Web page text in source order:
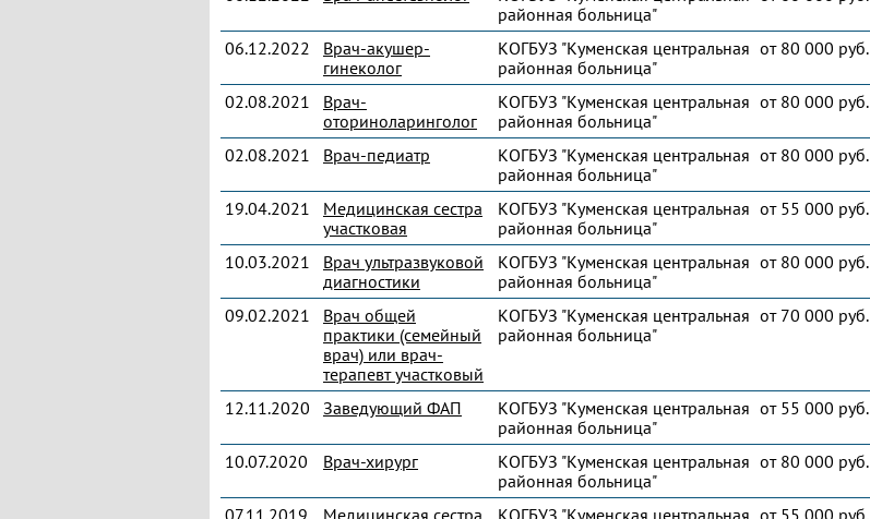
районная больница"
06.12.2022
Врач-акушер-
гинеколог
КОГБУЗ "Куменская центральная
районная больница"
от 80 000 руб.
02.08.2021
Врач-
оториноларинголог
КОГБУЗ "Куменская центральная
районная больница"
от 80 000 руб.
02.08.2021 Врач-педиатр
КОГБУЗ "Куменская центральная
районная больница"
от 80 000 руб.
19.04.2021
Медицинская сестра
участковая
КОГБУЗ "Куменская центральная
районная больница"
от 55 000 руб.
10.03.2021
Врач ультразвуковой
диагностики
КОГБУЗ "Куменская центральная
районная больница"
от 80 000 руб.
09.02.2021
Врач общей
практики (семейный
врач) или врач-
терапевт участковый
КОГБУЗ "Куменская центральная
районная больница"
от 70 000 руб.
12.11.2020 Заведующий ФАП
КОГБУЗ "Куменская центральная
районная больница"
от 55 000 руб.
10.07.2020 Врач-хирург
КОГБУЗ "Куменская центральная
районная больница"
от 80 000 руб.
07.11.2019
Медицинская сестра
КОГБУЗ "Куменская центральная от 55 000 руб.